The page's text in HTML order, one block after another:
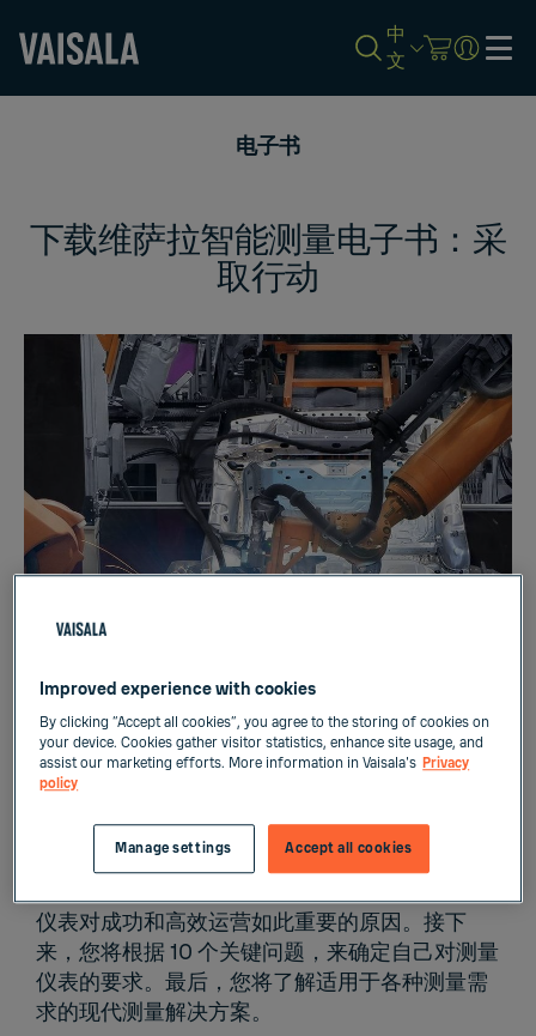
中
文
电子书
下载维萨拉智能测量电子书：采
取行动
下载我们的电子书，了解有关如何选择适当测量仪
表的指南
这本电子书将为您提供有关如何为工艺过程选择
仪表对成功和高效运营如此重要的原因。接下
来，您将根据 10 个关键问题，来确定自己对测量
仪表的要求。最后，您将了解适用于各种测量需
求的现代测量解决方案。
Improved experience with cookies
By clicking “Accept all cookies”, you agree to the storing of cookies on
your device. Cookies gather visitor statistics, enhance site usage, and
assist our marketing efforts. More information in Vaisala's Privacy
policy
Accept all cookies
Manage settings